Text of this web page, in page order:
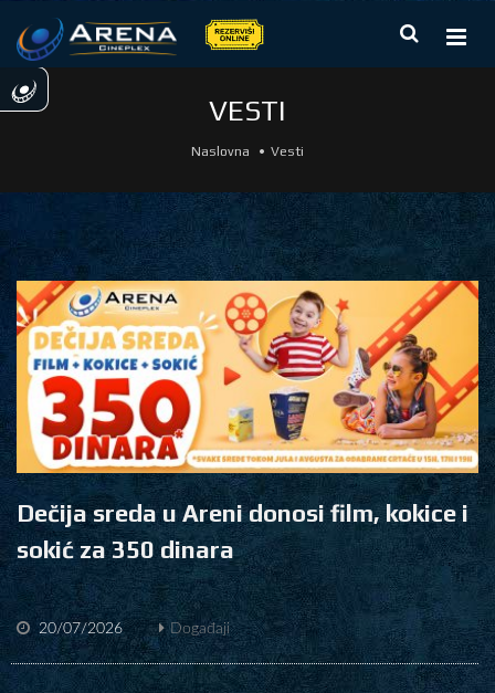
VESTI
Naslovna Vesti
Dečija sreda u Areni donosi film, kokice i
sokić za 350 dinara
20/07/2026 Događaji